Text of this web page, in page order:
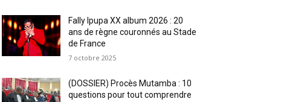
Fally Ipupa XX album 2026 : 20
ans de règne couronnés au Stade
de France
7 octobre 2025
(DOSSIER) Procès Mutamba : 10
questions pour tout comprendre